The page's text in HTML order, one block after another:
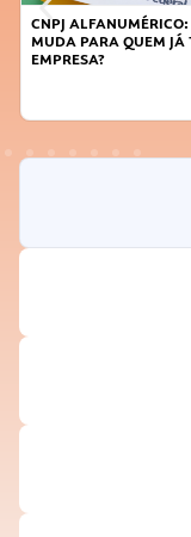
O QUE
QUEM JÁ TEM